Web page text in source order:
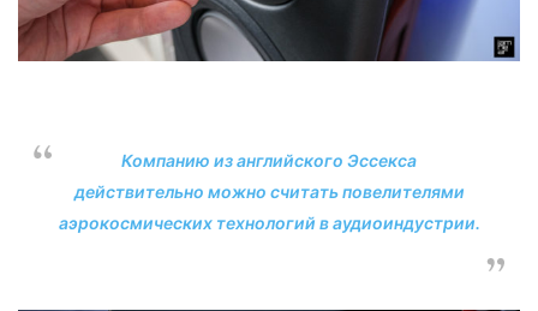
Компанию из английского Эссекса
действительно можно считать повелителями
аэрокосмических технологий в аудиоиндустрии.